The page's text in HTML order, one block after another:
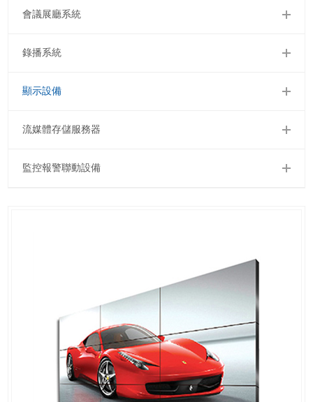
會議展廳系統
錄播系統
顯示設備
流媒體存儲服務器
監控報警聯動設備